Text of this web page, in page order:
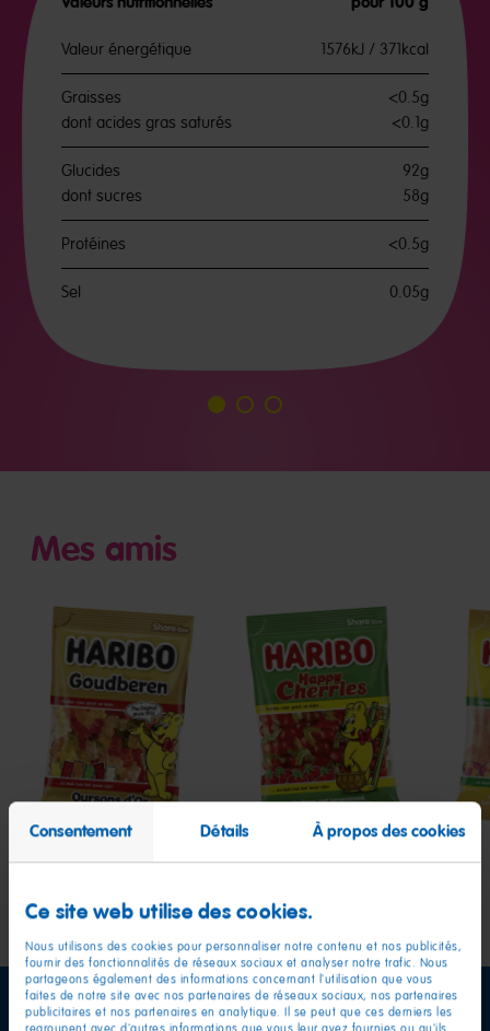
Consentement Détails À propos des cookies
Ce site web utilise des cookies.
Nous utilisons des cookies pour personnaliser notre contenu et nos publicités,
fournir des fonctionnalités de réseaux sociaux et analyser notre trafic. Nous
partageons également des informations concernant l'utilisation que vous
faites de notre site avec nos partenaires de réseaux sociaux, nos partenaires
publicitaires et nos partenaires en analytique. Il se peut que ces derniers les
Valeur énergétique 1576kJ / 371kcal
Graisses
<0.5g
dont acides gras saturés
<0.1g
Glucides
92g
dont sucres
58g
Protéines <0.5g
Sel 0.05g
Aller
diapositive
Aller
diapositive
Aller
diapositive
Mes amis
Oursons
d'Or
Happy
Cherries